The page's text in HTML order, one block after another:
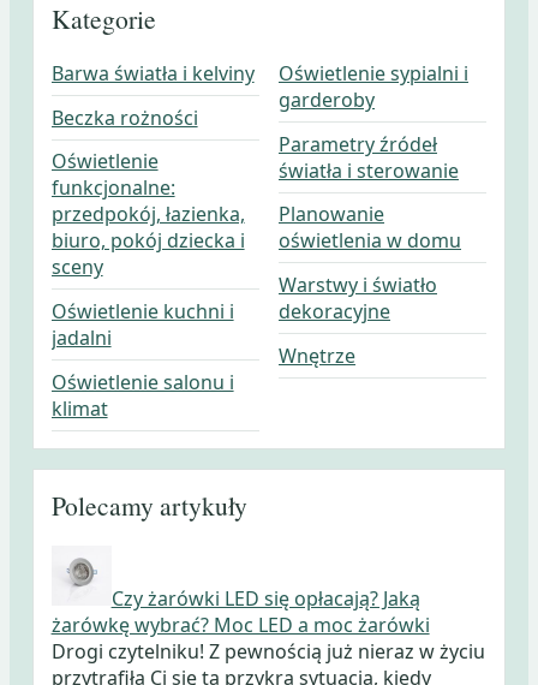
Kategorie
Barwa światła i kelviny
Beczka rożności
Oświetlenie
funkcjonalne:
przedpokój, łazienka,
biuro, pokój dziecka i
sceny
Oświetlenie kuchni i
jadalni
Oświetlenie salonu i
klimat
Oświetlenie sypialni i
garderoby
Parametry źródeł
światła i sterowanie
Planowanie
oświetlenia w domu
Warstwy i światło
dekoracyjne
Wnętrze
Polecamy artykuły
Czy żarówki LED się opłacają? Jaką
żarówkę wybrać? Moc LED a moc żarówki
Drogi czytelniku! Z pewnością już nieraz w życiu
przytrafiła Ci się ta przykra sytuacja, kiedy